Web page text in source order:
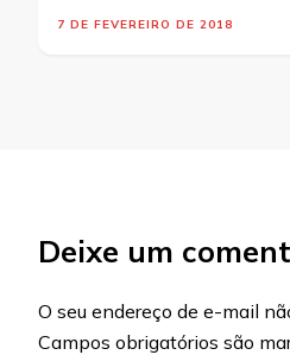
7 DE FEVEREIRO DE 2018
Deixe um
O seu endereço de e-mail
Campos obrigatórios são